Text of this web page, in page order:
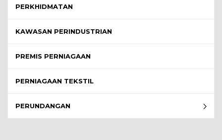
PERKHIDMATAN
KAWASAN PERINDUSTRIAN
PREMIS PERNIAGAAN
PERNIAGAAN TEKSTIL
PERUNDANGAN